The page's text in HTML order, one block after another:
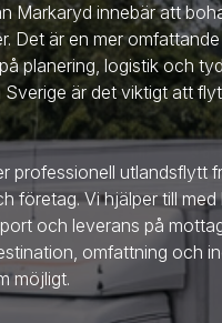
Markaryd innebär att
Det är en mer
planering, logistik och
Sverige är det viktigt att
professionell utlandsflytt
företag. Vi hjälper till
och leverans på
omfattning och
möjligt.